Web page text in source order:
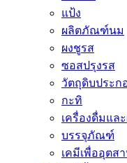
แป้ง
ผลิตภัณฑ์นม
ผงชูรส
ซอสปรุงรส
วัตถุดิบประก
กะทิ
เครื่องดื่มแล
บรรจุภัณฑ์
เคมีเพื่ออุตส